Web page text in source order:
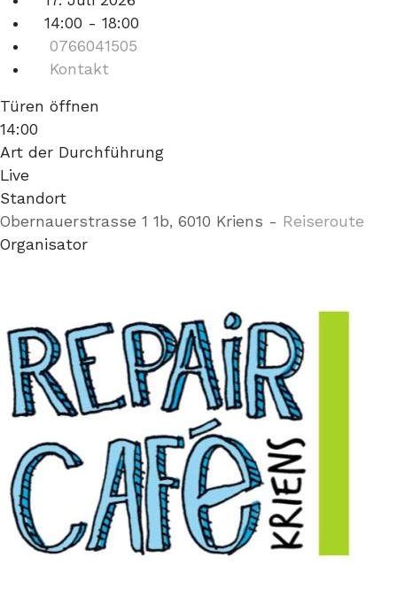
14:00 - 18:00
0766041505
Kontakt
Türen öffnen
14:00
Art der Durchführung
Live
Standort
Obernauerstrasse 1 1b, 6010 Kriens - Reiseroute
Organisator